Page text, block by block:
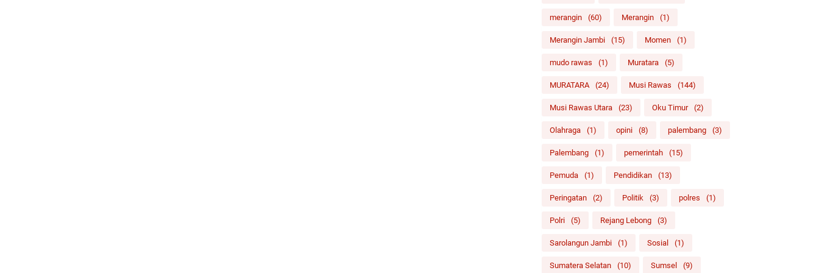
merangin (60) Merangin (1)
Merangin Jambi (15) Momen (1)
mudo rawas (1) Muratara (5)
MURATARA (24) Musi Rawas (144)
Musi Rawas Utara (23) Oku Timur (2)
Olahraga (1) opini (8) palembang (3)
Palembang (1) pemerintah (15)
Pemuda (1) Pendidikan (13)
Peringatan (2) Politik (3) polres (1)
Polri (5) Rejang Lebong (3)
Sarolangun Jambi (1) Sosial (1)
Sumatera Selatan (10) Sumsel (9)